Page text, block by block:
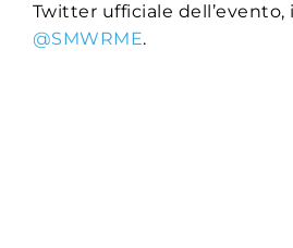
Twitter ufficiale dell’evento,
@SMWRME.